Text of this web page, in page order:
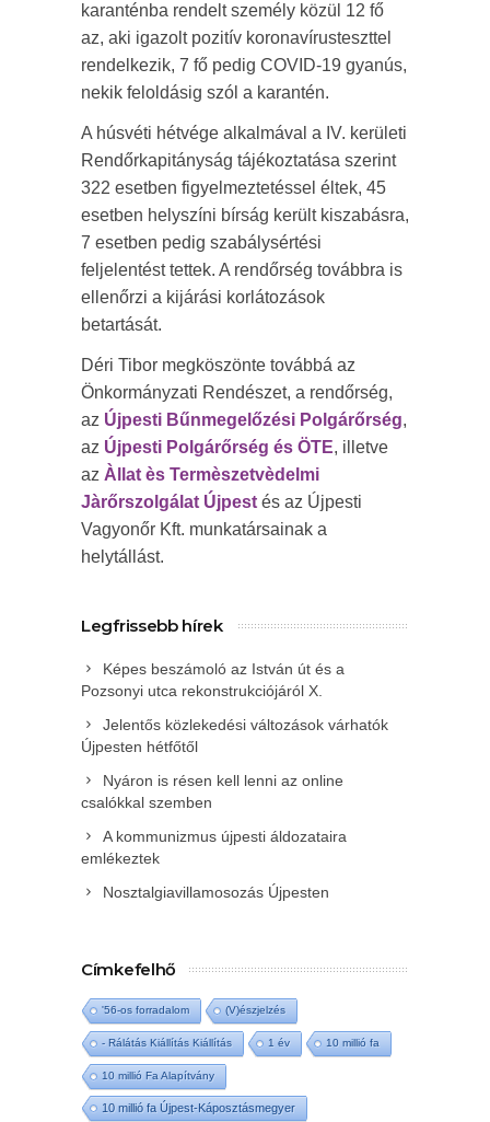
karanténba rendelt személy közül 12 fő
az, aki igazolt pozitív koronavírusteszttel
rendelkezik, 7 fő pedig COVID-19 gyanús,
nekik feloldásig szól a karantén.
A húsvéti hétvége alkalmával a IV. kerületi
Rendőrkapitányság tájékoztatása szerint
322 esetben figyelmeztetéssel éltek, 45
esetben helyszíni bírság került kiszabásra,
7 esetben pedig szabálysértési
feljelentést tettek. A rendőrség továbbra is
ellenőrzi a kijárási korlátozások
betartását.
Déri Tibor megköszönte továbbá az
Önkormányzati Rendészet, a rendőrség,
az Újpesti Bűnmegelőzési Polgárőrség,
az Újpesti Polgárőrség és ÖTE, illetve
az Àllat ès Termèszetvèdelmi
Jàrőrszolgálat Újpest és az Újpesti
Vagyonőr Kft. munkatársainak a
helytállást.
Legfrissebb hírek
Képes beszámoló az István út és a
Pozsonyi utca rekonstrukciójáról X.
Jelentős közlekedési változások várhatók
Újpesten hétfőtől
Nyáron is résen kell lenni az online
csalókkal szemben
A kommunizmus újpesti áldozataira
emlékeztek
Nosztalgiavillamosozás Újpesten
Címkefelhő
'56-os forradalom (V)észjelzés
- Rálátás Kiállítás Kiállítás 1 év 10 millió fa
10 millió Fa Alapítvány
10 millió fa Újpest-Káposztásmegyer